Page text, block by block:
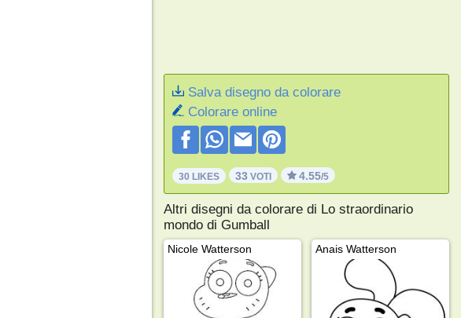
Salva disegno da colorare
Colorare online
30 LIKES 33 VOTI 4.55/5
Altri disegni da colorare di Lo straordinario
mondo di Gumball
Nicole Watterson Anais Watterson